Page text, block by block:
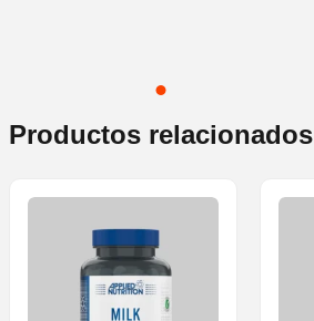
Productos relacionados